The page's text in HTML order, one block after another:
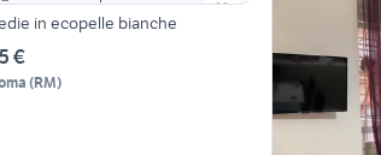
in ecopelle bianche
€
(RM)